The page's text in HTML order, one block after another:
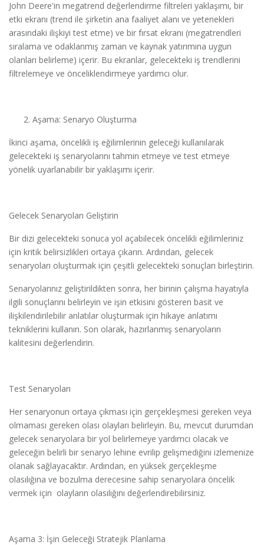
John Deere'in megatrend değerlendirme filtreleri yaklaşımı, bir
etki ekranı (trend ile şirketin ana faaliyet alanı ve yetenekleri
arasındaki ilişkiyi test etme) ve bir fırsat ekranı (megatrendleri
sıralama ve odaklanmış zaman ve kaynak yatırımına uygun
olanları belirleme) içerir. Bu ekranlar, gelecekteki iş trendlerini
filtrelemeye ve önceliklendirmeye yardımcı olur.
Aşama: Senaryo Oluşturma
İkinci aşama, öncelikli iş eğilimlerinin geleceği kullanılarak
gelecekteki iş senaryolarını tahmin etmeye ve test etmeye
yönelik uyarlanabilir bir yaklaşımı içerir.
Gelecek Senaryoları Geliştirin
Bir dizi gelecekteki sonuca yol açabilecek öncelikli eğilimleriniz
için kritik belirsizlikleri ortaya çıkarın. Ardından, gelecek
senaryoları oluşturmak için çeşitli gelecekteki sonuçları birleştirin.
Senaryolarınız geliştirildikten sonra, her birinin çalışma hayatıyla
ilgili sonuçlarını belirleyin ve işin etkisini gösteren basit ve
ilişkilendirilebilir anlatılar oluşturmak için hikaye anlatımı
tekniklerini kullanın. Son olarak, hazırlanmış senaryoların
kalitesini değerlendirin.
Test Senaryoları
Her senaryonun ortaya çıkması için gerçekleşmesi gereken veya
olmaması gereken olası olayları belirleyin. Bu, mevcut durumdan
gelecek senaryolara bir yol belirlemeye yardımcı olacak ve
geleceğin belirli bir senaryo lehine evrilip gelişmediğini izlemenize
olanak sağlayacaktır. Ardından, en yüksek gerçekleşme
olasılığına ve bozulma derecesine sahip senaryolara öncelik
vermek için olayların olasılığını değerlendirebilirsiniz.
Aşama 3: İşin Geleceği Stratejik Planlama